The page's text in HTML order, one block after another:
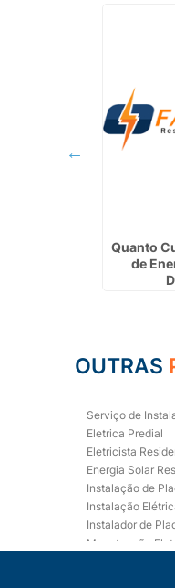
Quanto
de
OUTRAS
Serviço de
Eletrica Predial
Eletricista
Energia Solar
Instalação de
Instalação
Instalador de
Manutenção